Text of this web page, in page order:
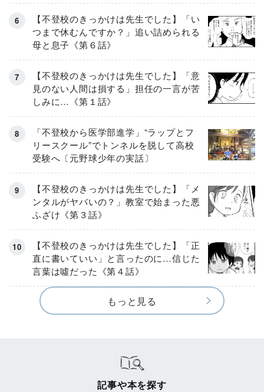
【不登校のきっかけは先生でした】「い
つまで休むんですか？」追い詰められる
母と息子《第６話》
【不登校のきっかけは先生でした】「意
見のない人間は損する」担任の一言が苦
しみに…《第１話》
「不登校から医学部進学」“ラップとフ
リースクール”でトンネルを脱して高校
受験へ〔元野球少年の実話〕
【不登校のきっかけは先生でした】「メ
ンタルがヤバいの？」教室で始まった悪
ふざけ《第３話》
【不登校のきっかけは先生でした】「正
直に書いていい」と言ったのに…信じた
言葉は噓だった《第４話》
もっと見る
記事や本を探す